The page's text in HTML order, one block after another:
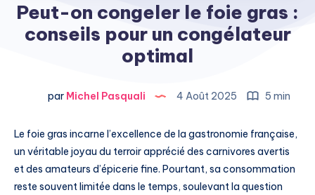
Peut-on congeler le foie gras :
conseils pour un congélateur
optimal
par Michel Pasquali 4 Août 2025 5 min
Le foie gras incarne l’excellence de la gastronomie française,
un véritable joyau du terroir apprécié des carnivores avertis
et des amateurs d’épicerie fine. Pourtant, sa consommation
reste souvent limitée dans le temps, soulevant la question